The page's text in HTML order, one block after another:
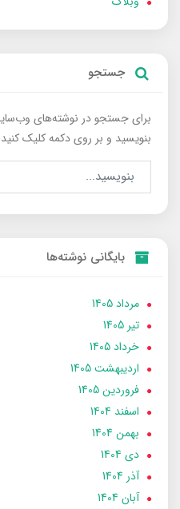
جستجو
برای جستجو در نوشته‌های
بنویسید و بر روی دکمه کلیک
بایگانی نوشته‌ها
مرداد 1405
تير 1405
خرداد 1405
ارديبهشت 1405
فروردین 1405
اسفند 1404
بهمن 1404
دی 1404
آذر 1404
آبان 1404